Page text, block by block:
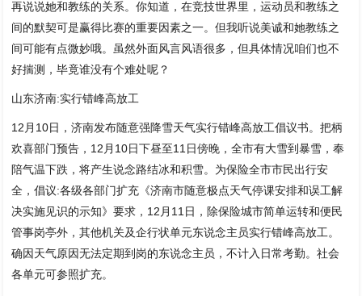
再说说她和教练的关系。你知道，在竞技世界里，运动员和教练之
间的默契可是赢得比赛的重要因素之一。但我听说美诚和她教练之
间可能有点微妙哦。虽然外面风言风语很多，但具体情况咱们也不
好揣测，毕竟谁没有个难处呢？
山东济南:实行错峰高放工
12月10日，济南发布随意强降雪天气实行错峰高放工倡议书。把柄
欢喜部门预告，12月10日下昼至11日傍晚，全市有大雪到暴雪，奉
陪气温下跌，将产生说念路结冰和积雪。为保险全市市民出行安
全，倡议:各级各部门扩充《济南市随意极点天气停课安排和误工解
决实施见识的示知》要求，12月11日，除保险城市简单运转和便民
管事岗亭外，其他机关及企行状单元东说念主员实行错峰高放工。
确因天气原因无法定期到岗的东说念主员，不计入日常考勤。社会
各单元可参照扩充。